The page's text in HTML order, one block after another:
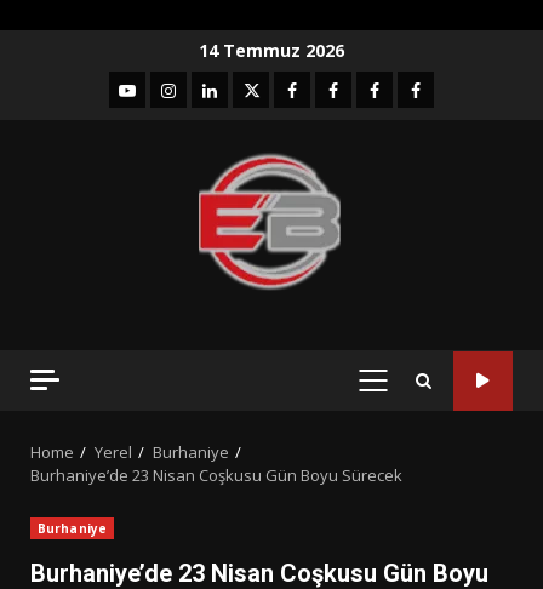
14 Temmuz 2026
YouTubeInstagram
LinkedIntwitterfacebook-Facebook-
Facebook-Facebook-
PRIMARY
Home Yerel
Burhaniye
Burhaniye’de 23 Nisan Coşkusu Gün Boyu Sürecek
Burhaniye
Burhaniye’de 23 Nisan Coşkusu Gün Boyu